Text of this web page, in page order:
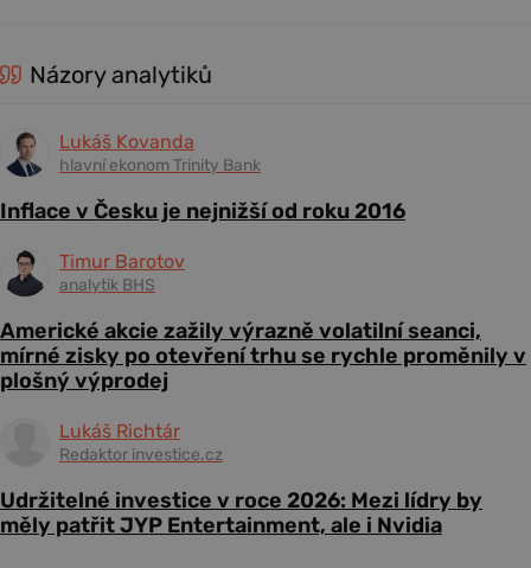
Názory analytiků
Lukáš Kovanda
hlavní ekonom Trinity Bank
Inflace v Česku je nejnižší od roku 2016
Timur Barotov
analytik BHS
Americké akcie zažily výrazně volatilní seanci,
mírné zisky po otevření trhu se rychle proměnily v
plošný výprodej
Lukáš Richtár
Redaktor investice.cz
Udržitelné investice v roce 2026: Mezi lídry by
měly patřit JYP Entertainment, ale i Nvidia